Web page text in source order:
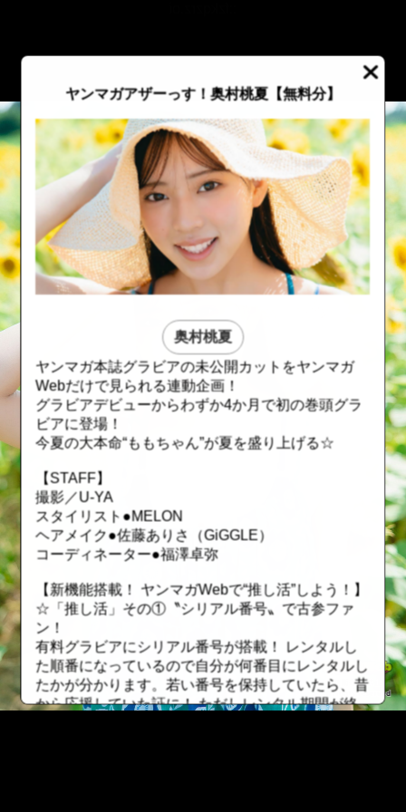
ヤンマガアザーっす！奥村桃夏 【無料分】
奥村桃夏
ヤンマガ本誌グラビアの未公開カットをヤンマガ
Webだけで見られる連動企画！
グラビアデビューからわずか4か月で初の巻頭グラ
ビアに登場！
今夏の大本命“ももちゃん”が夏を盛り上げる☆
【STAFF】
撮影／U-YA
スタイリスト●MELON
ヘアメイク●佐藤ありさ（GiGGLE）
コーディネーター●福澤卓弥
【新機能搭載！ ヤンマガWebで“推し活”しよう！】
☆「推し活」その①〝シリアル番号〟で古参ファ
ン！
有料グラビアにシリアル番号が搭載！ レンタルし
た順番になっているので自分が何番目にレンタルし
たかが分かります。若い番号を保持していたら、昔
から応援していた証に！ ただしレンタル期間が終
::fzkqzrz.oi ::fzkqzrz.oi